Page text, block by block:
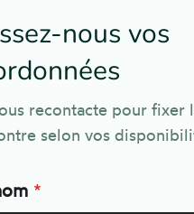
nous vos
recontacte pour fixer
selon vos
*